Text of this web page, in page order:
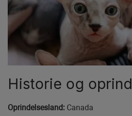
Historie og
Oprindelsesland: Canada